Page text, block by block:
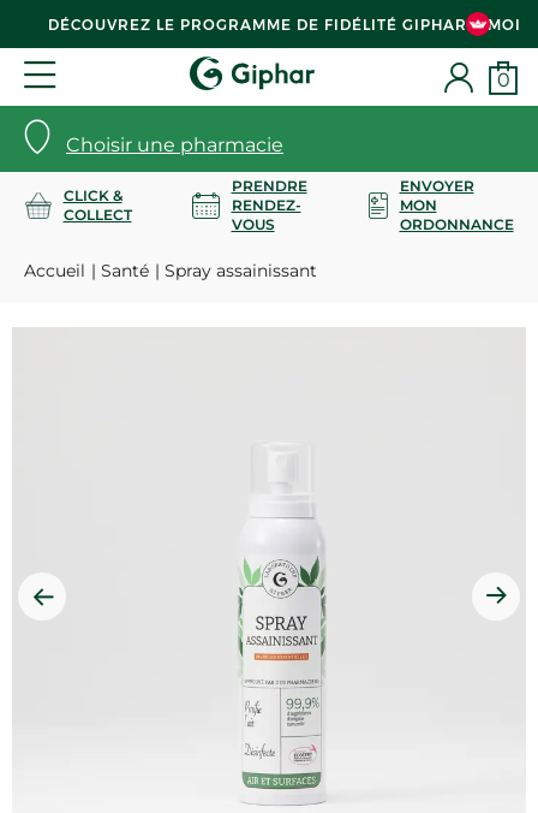
DÉCOUVREZ LE PROGRAMME DE FIDÉLITÉ GIPHAR & MOI
Choisir une pharmacie
0
CLICK &
COLLECT
PRENDRE
RENDEZ-
VOUS
ENVOYER
MON
ORDONNANCE
Accueil Santé Spray assainissant